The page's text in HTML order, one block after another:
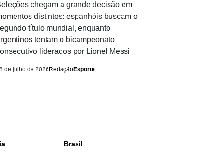
chegam à grande decisão em
distintos: espanhóis buscam o
título mundial, enquanto
tentam o bicampeonato
liderados por Lionel Messi
de julho de 2026 RedaçãoEsporte
Brasil